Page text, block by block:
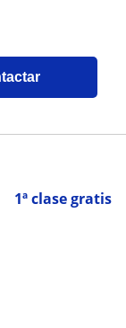
1ª clase gratis